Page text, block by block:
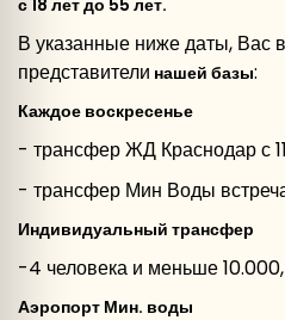
с 18 лет до 55 лет.
В указанные ниже даты, Вас
представители нашей базы:
Каждое воскресенье
- трансфер ЖД Краснодар с
- трансфер Мин Воды
Индивидуальный трансфер
-4 человека и меньше
Аэропорт Мин. воды